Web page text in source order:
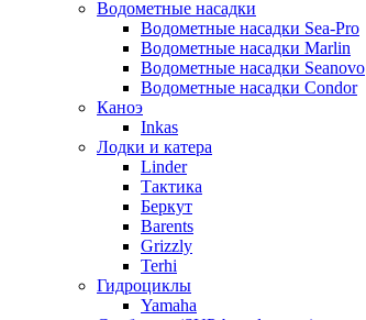
Водометные насадки
Водометные насадки Sea-Pro
Водометные насадки Marlin
Водометные насадки Seanovo
Водометные насадки Condor
Каноэ
Inkas
Лодки и катера
Linder
Тактика
Беркут
Barents
Grizzly
Terhi
Гидроциклы
Yamaha